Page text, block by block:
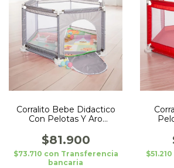
Corralito Bebe Didactico
Con Pelotas Y Aro
$81.900
$73.710 con Transferencia
bancaria
$51.210